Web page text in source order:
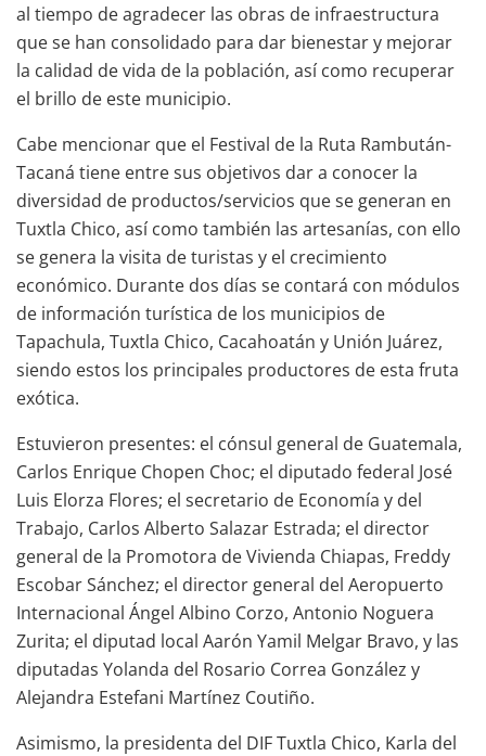
al tiempo de agradecer las obras de infraestructura
que se han consolidado para dar bienestar y mejorar
la calidad de vida de la población, así como recuperar
el brillo de este municipio.
Cabe mencionar que el Festival de la Ruta Rambután-
Tacaná tiene entre sus objetivos dar a conocer la
diversidad de productos/servicios que se generan en
Tuxtla Chico, así como también las artesanías, con ello
se genera la visita de turistas y el crecimiento
económico. Durante dos días se contará con módulos
de información turística de los municipios de
Tapachula, Tuxtla Chico, Cacahoatán y Unión Juárez,
siendo estos los principales productores de esta fruta
exótica.
Estuvieron presentes: el cónsul general de Guatemala,
Carlos Enrique Chopen Choc; el diputado federal José
Luis Elorza Flores; el secretario de Economía y del
Trabajo, Carlos Alberto Salazar Estrada; el director
general de la Promotora de Vivienda Chiapas, Freddy
Escobar Sánchez; el director general del Aeropuerto
Internacional Ángel Albino Corzo, Antonio Noguera
Zurita; el diputad local Aarón Yamil Melgar Bravo, y las
diputadas Yolanda del Rosario Correa González y
Alejandra Estefani Martínez Coutiño.
Asimismo, la presidenta del DIF Tuxtla Chico, Karla del